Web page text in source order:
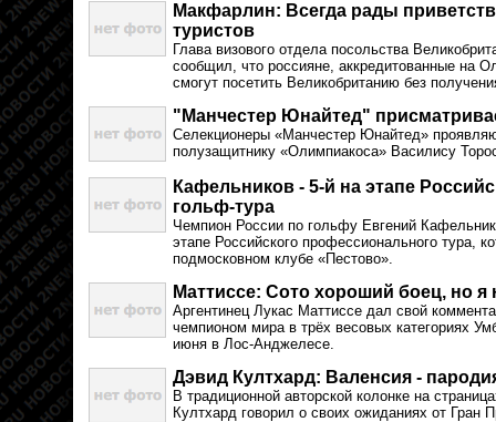
Макфарлин: Всегда рады
туристов
Глава визового отдела посольства
сообщил, что россияне, аккредитованные на
смогут посетить Великобританию без
"Манчестер Юнайтед"
Селекционеры «Манчестер Юнайтед»
полузащитнику «Олимпиакоса» Василису
Кафельников - 5-й на этапе
гольф-тура
Чемпион России по гольфу Евгений
этапе Российского профессионального тура,
подмосковном клубе «Пестово».
Маттиссе: Сото хороший боец, но я
Аргентинец Лукас Маттиссе дал свой
чемпионом мира в трёх весовых категориях
июня в Лос-Анджелесе.
Дэвид Култхард: Валенсия -
В традиционной авторской колонке на
Култхард говорил о своих ожиданиях от Гран